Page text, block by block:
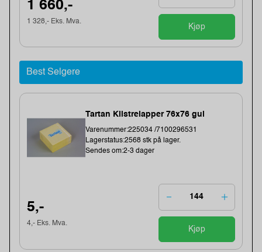
1 660,-
1 328,- Eks. Mva.
Kjøp
Best Selgere
Tartan Klistrelapper 76x76 gul
Varenummer:225034 /7100296531
Lagerstatus:2568 stk på lager.
Sendes om:2-3 dager
5,-
4,- Eks. Mva.
Kjøp